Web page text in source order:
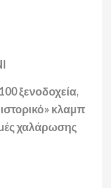
ξενοδοχεία,
κλαμπ
χαλάρωσης